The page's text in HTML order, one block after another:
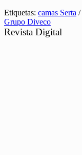
Etiquetas: camas Serta /
Grupo Diveco
Revista Digital